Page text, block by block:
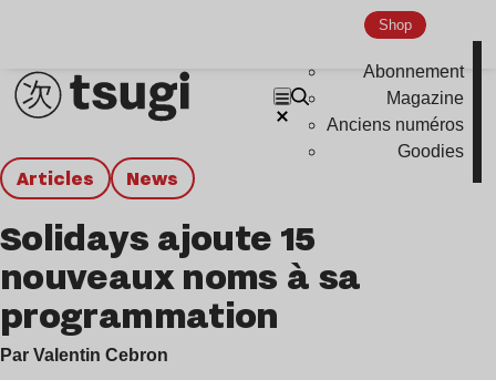
Shop
Abonnement
Magazine
Anciens numéros
Goodies
Articles news
Solidays ajoute 15
nouveaux noms à sa
programmation
Par Valentin Cebron